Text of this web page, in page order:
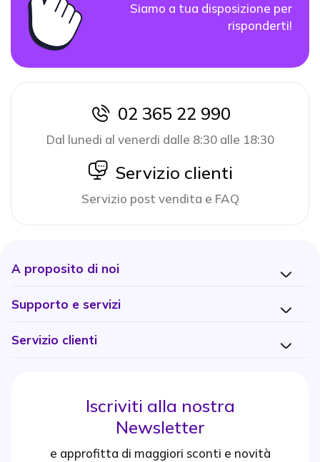
Siamo a tua disposizione per
risponderti!
icon
02 365 22 990
Dal lunedi al venerdi dalle 8:30 alle 18:30
icon
Servizio clienti
Servizio post vendita e FAQ
A proposito di noi
Supporto e servizi
Servizio clienti
Iscriviti alla nostra
Newsletter
e approfitta di maggiori sconti e novità